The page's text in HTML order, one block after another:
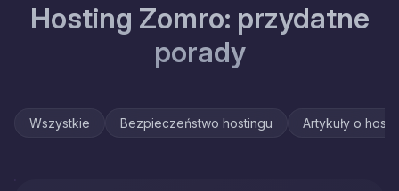
Hosting Zomro: przydatne
porady
Wszystkie Bezpieczeństwo hostingu Artykuły o